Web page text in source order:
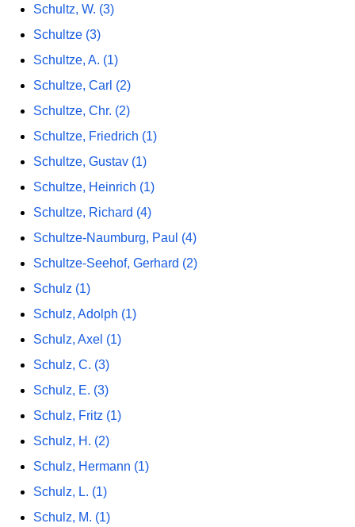
Schultz, W. (3)
Schultze (3)
Schultze, A. (1)
Schultze, Carl (2)
Schultze, Chr. (2)
Schultze, Friedrich (1)
Schultze, Gustav (1)
Schultze, Heinrich (1)
Schultze, Richard (4)
Schultze-Naumburg, Paul (4)
Schultze-Seehof, Gerhard (2)
Schulz (1)
Schulz, Adolph (1)
Schulz, Axel (1)
Schulz, C. (3)
Schulz, E. (3)
Schulz, Fritz (1)
Schulz, H. (2)
Schulz, Hermann (1)
Schulz, L. (1)
Schulz, M. (1)